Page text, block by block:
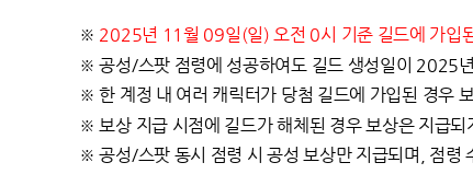
※ 2025년 11월 09일(일) 오전 0시 기준 길드에 가입
※ 공성/스팟 점령에 성공하여도 길드 생성일이 2025
※ 한 계정 내 여러 캐릭터가 당첨 길드에 가입된 경우
※ 보상 지급 시점에 길드가 해체된 경우 보상은 지급되
※ 공성/스팟 동시 점령 시 공성 보상만 지급되며, 점령